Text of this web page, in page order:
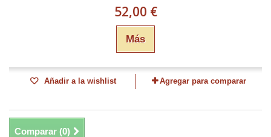
52,00 €
Más
Añadir a la wishlist Agregar para comparar
Comparar (0)